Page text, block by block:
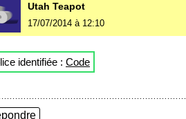
Utah Teapot
17/07/2014 à 12:10
identifiée : Code